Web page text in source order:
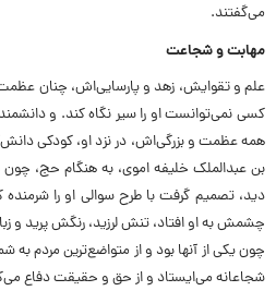
مى‏‌گفتند.
مهابت و شجاعت
علم و تقوایش، زهد و پارسایى‌‏اش، چنان
کسى نمى‌‏توانست او را سیر نگاه کند. و
همه عظمت و بزرگى‏‌اش، در نزد او، کودکى
بن عبدالملک خلیفه اموى، به هنگام‏ حج،
دید، تصمیم گرفت ‏با طرح سوالى او را
چشمش به او افتاد، تنش لرزید، رنگش ‏پرید و
چون یکى از آنها بود و از متواضع‏‌ترین مردم به
شجاعانه مى‌ایستاد و از حق و حقیقت دفاع